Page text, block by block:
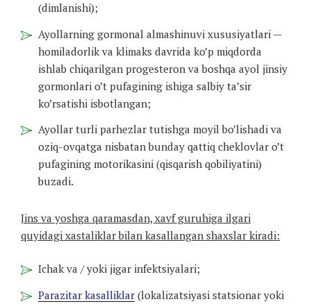
(dimlanishi);
Ayollarning gormonal almashinuvi xususiyatlari —
homiladorlik va klimaks davrida ko’p miqdorda
ishlab chiqarilgan progesteron va boshqa ayol jinsiy
gormonlari o’t pufagining ishiga salbiy ta’sir
ko’rsatishi isbotlangan;
Ayollar turli parhezlar tutishga moyil bo’lishadi va
oziq-ovqatga nisbatan bunday qattiq cheklovlar o’t
pufagining motorikasini (qisqarish qobiliyatini)
buzadi.
Jins va yoshga qaramasdan, xavf guruhiga ilgari
quyidagi xastaliklar bilan kasallangan shaxslar kiradi:
Ichak va / yoki jigar infektsiyalari;
Parazitar kasalliklar (lokalizatsiyasi statsionar yoki